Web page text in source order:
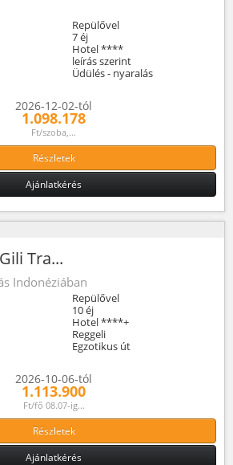
Repülővel
7 éj
Hotel ****
leírás szerint
Üdülés - nyaralás
2026-12-02-tól
1.098.178
Ft/szoba,...
Részletek
Ajánlatkérés
Tra...
Indonéziában
Repülővel
10 éj
Hotel ****+
Reggeli
Egzotikus út
2026-10-06-tól
1.113.900
Ft/fő 08.07-ig...
Részletek
Ajánlatkérés